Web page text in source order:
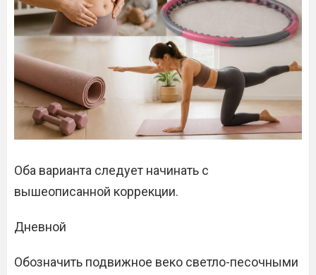
Оба варианта следует начинать с
вышеописанной коррекции.
Дневной
Обозначить подвижное веко светло-песочными